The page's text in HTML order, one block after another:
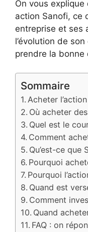
On vous
action Sanofi, ce
entreprise et ses
l’évolution de
prendre la bonne
Sommaire
Acheter
Où acheter
Quel est le
Comment
Qu’est-ce que
Pourquoi
Pourquoi
Quand est
Comment
Quand
FAQ : on